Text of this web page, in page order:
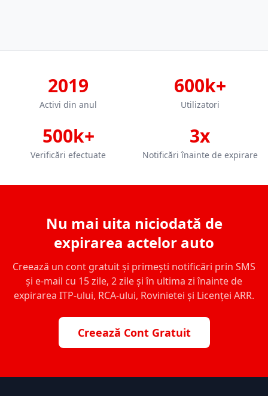
2019
Activi din anul
600k+
Utilizatori
500k+
Verificări efectuate
3x
Notificări înainte de expirare
Nu mai uita niciodată de
expirarea actelor auto
Creează un cont gratuit și primești notificări prin SMS
și e-mail cu 15 zile, 2 zile și în ultima zi înainte de
expirarea ITP-ului, RCA-ului, Rovinietei și Licenței ARR.
Creează Cont Gratuit